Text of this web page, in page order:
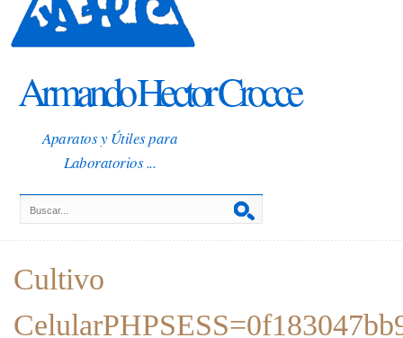
Armando Hector Crocce
Aparatos y Útiles para
Laboratorios ...
Cultivo